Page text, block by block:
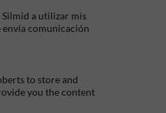
Silmid a utilizar mis
envía comunicación
to store and
you the content